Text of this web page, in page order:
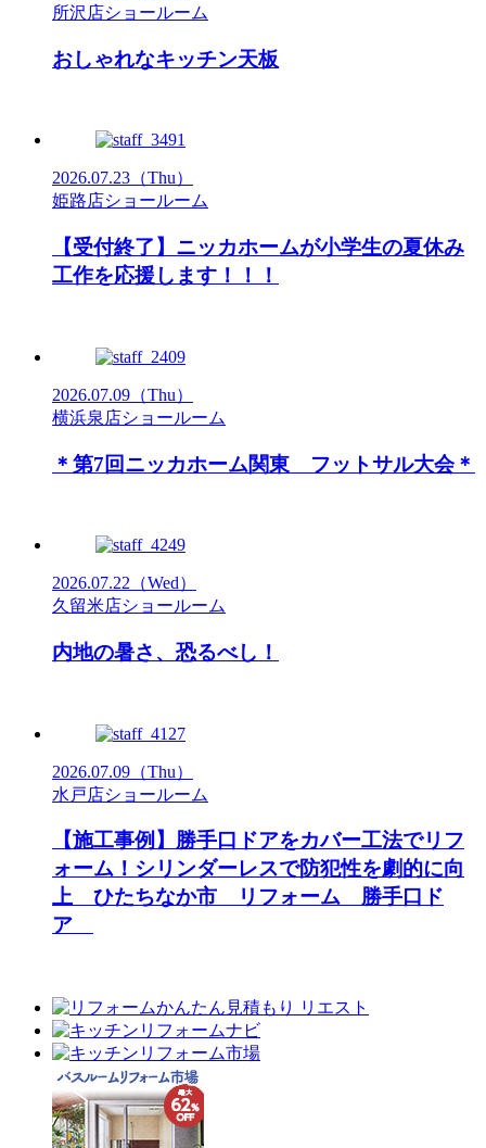
所沢店ショールーム
おしゃれなキッチン天板
2026.07.23 （Thu）
姫路店ショールーム
【受付終了】ニッカホームが小学生の夏休み
工作を応援します！！！
2026.07.09 （Thu）
横浜泉店ショールーム
＊第7回ニッカホーム関東 フットサル大会＊
2026.07.22 （Wed）
久留米店ショールーム
内地の暑さ、恐るべし！
2026.07.09 （Thu）
水戸店ショールーム
【施工事例】勝手口ドアをカバー工法でリフ
ォーム！シリンダーレスで防犯性を劇的に向
上 ひたちなか市 リフォーム 勝手口ド
ア